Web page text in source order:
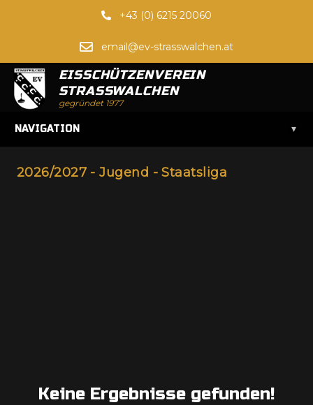
+43 (0) 6215 20060
email@ev-strasswalchen.at
EISSCHÜTZENVEREIN
STRASSWALCHEN
gegründet 1977
NAVIGATION ▾
2026/2027 - Jugend - Staatsliga
Keine Ergebnisse gefunden!